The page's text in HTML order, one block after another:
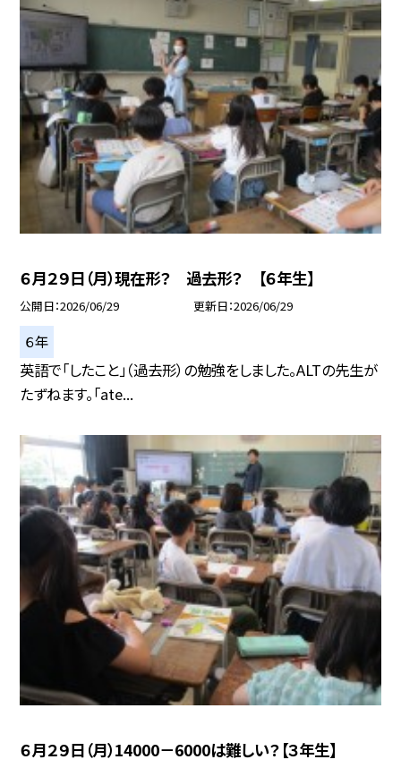
６月２９日（月）現在形？ 過去形？ 【６年生】
公開日 2026/06/29 更新日 2026/06/29
６年
英語で「したこと」（過去形）の勉強をしました。ALTの先生が
たずねます。「ate...
６月２９日（月）14000－6000は難しい？【３年生】